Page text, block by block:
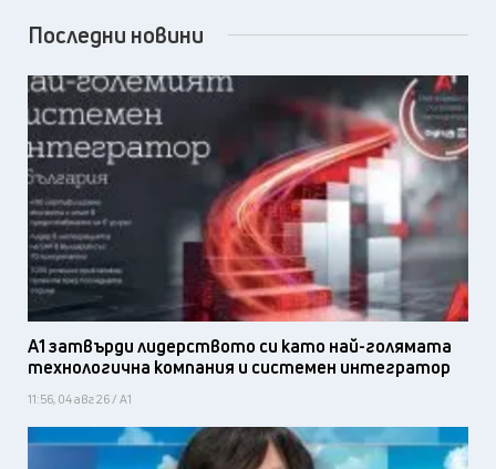
Последни новини
А1 затвърди лидерството си като най-голямата
технологична компания и системен интегратор
11:56, 04 авг 26 / А1